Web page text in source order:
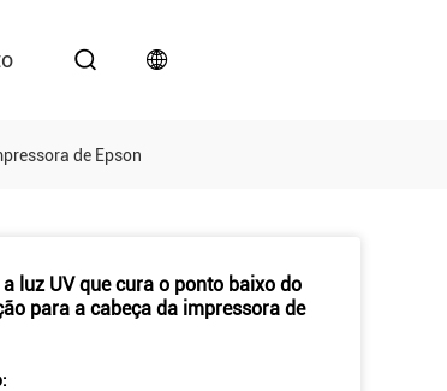
de Epson
luz UV que cura o ponto baixo do
para a cabeça da impressora de